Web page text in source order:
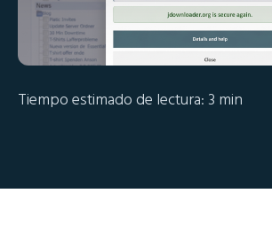
Tiempo estimado de lectura: 3 min